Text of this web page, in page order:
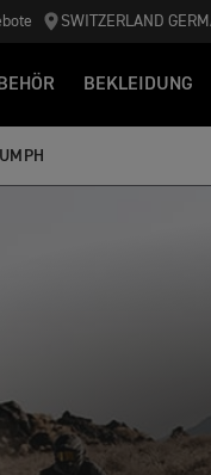
SWITZERLAND
BEKLEIDUNG